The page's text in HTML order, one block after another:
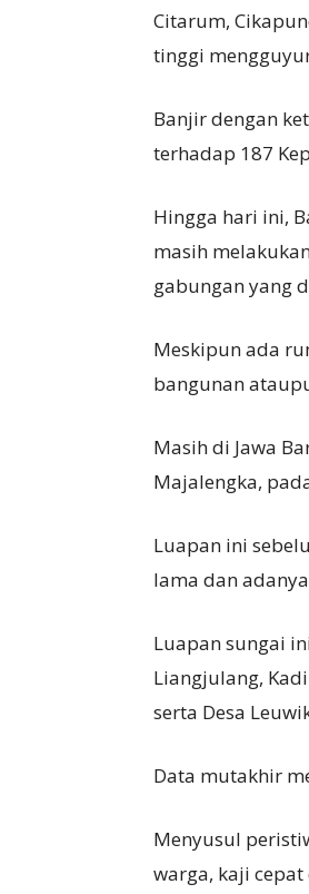
Citarum,
tinggi
Banjir dengan
terhadap 187
Hingga hari ini,
masih
gabungan yang
Meskipun ada
bangunan
Masih di Jawa
Majalengka,
Luapan ini
lama dan
Luapan sungai
Liangjulang,
serta Desa
Data mutakhir
Menyusul
warga, kaji cepat